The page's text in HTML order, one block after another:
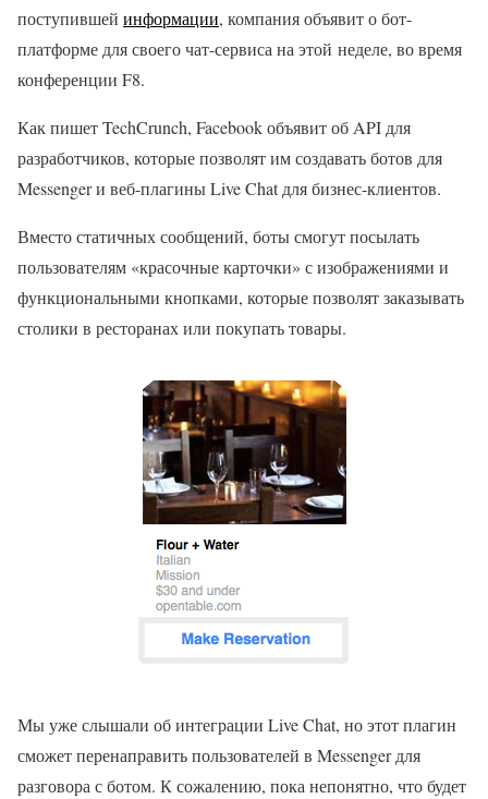
поступившей информации, компания объявит о бот-
платформе для своего чат-сервиса на этой неделе, во время
конференции F8.
Как пишет TechCrunch, Facebook объявит об API для
разработчиков, которые позволят им создавать ботов для
Messenger и веб-плагины Live Chat для бизнес-клиентов.
Вместо статичных сообщений, боты смогут посылать
пользователям «красочные карточки» с изображениями и
функциональными кнопками, которые позволят заказывать
столики в ресторанах или покупать товары.
Мы уже слышали об интеграции Live Chat, но этот плагин
сможет перенаправить пользователей в Messenger для
разговора с ботом. К сожалению, пока непонятно, что будет